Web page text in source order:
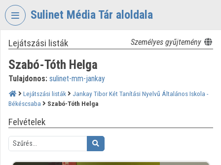
Fejléc kihagyása
Sulinet Média Tár aloldala
VIDEOTORIUM
SULINET
MÉDIA
TÁR
Bejelentkezés
Lejátszási listák Személyes gyűjtemény
Szabó-Tóth Helga
Tulajdonos: sulinet-mm-jankay
Lejátszási listák
Jankay Tibor Két Tanítási Nyelvű Általános Iskola -
Békéscsaba
Szabó-Tóth Helga
Felvételek